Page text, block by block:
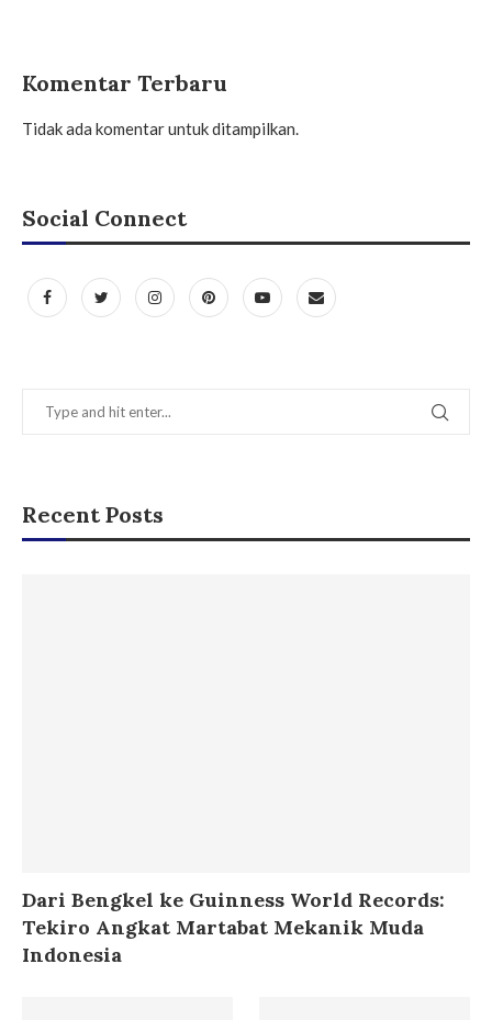
Komentar Terbaru
Tidak ada komentar untuk ditampilkan.
Social Connect
Recent Posts
Dari Bengkel ke Guinness World Records:
Tekiro Angkat Martabat Mekanik Muda
Indonesia